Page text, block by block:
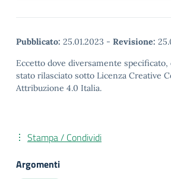
Pubblicato: 25.01.2023 - Revisione:
Eccetto dove diversamente
stato rilasciato sotto Licenza Creative
Attribuzione 4.0 Italia.
Stampa / Condividi
Argomenti